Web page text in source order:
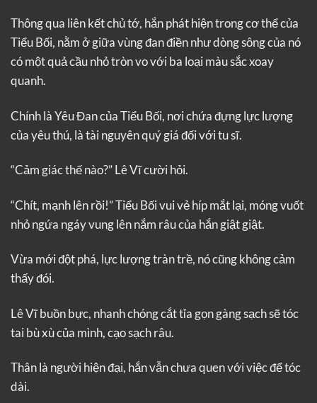
Thông qua liên kết chủ tớ, hắn phát hiện trong cơ thể của
Tiểu Bối, nằm ở giữa vùng đan điền như dòng sông của nó
có một quả cầu nhỏ tròn vo với ba loại màu sắc xoay
quanh.
Chính là Yêu Đan của Tiểu Bối, nơi chứa đựng lực lượng
của yêu thú, là tài nguyên quý giá đối với tu sĩ.
“Cảm giác thế nào?” Lê Vĩ cười hỏi.
“Chít, mạnh lên rồi!” Tiểu Bối vui vẻ híp mắt lại, móng vuốt
nhỏ ngứa ngáy vung lên nắm râu của hắn giật giật.
Vừa mới đột phá, lực lượng tràn trề, nó cũng không cảm
thấy đói.
Lê Vĩ buồn bực, nhanh chóng cắt tỉa gọn gàng sạch sẽ tóc
tai bù xù của mình, cạo sạch râu.
Thân là người hiện đại, hắn vẫn chưa quen với việc để tóc
dài.